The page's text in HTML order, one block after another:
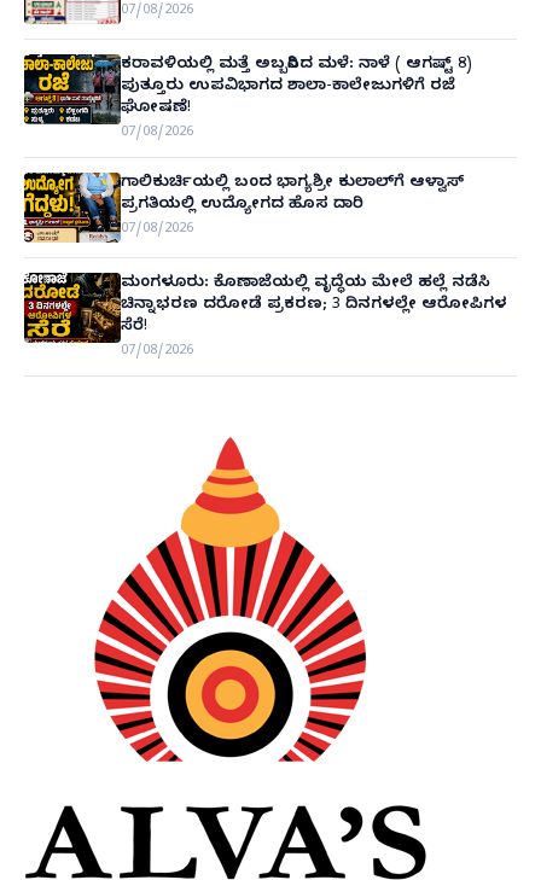
07/08/2026
ಕರಾವಳಿಯಲ್ಲಿ ಮತ್ತೆ ಅಬ್ಬರಿಸಿದ ಮಳೆ: ನಾಳೆ ( ಆಗಷ್ಟ್ 8)
ಪುತ್ತೂರು ಉಪವಿಭಾಗದ ಶಾಲಾ-ಕಾಲೇಜುಗಳಿಗೆ ರಜೆ
ಘೋಷಣೆ!
07/08/2026
ಗಾಲಿಕುರ್ಚಿಯಲ್ಲಿ ಬಂದ ಭಾಗ್ಯಶ್ರೀ ಕುಲಾಲ್‌ಗೆ ಆಳ್ವಾಸ್
ಪ್ರಗತಿಯಲ್ಲಿ ಉದ್ಯೋಗದ ಹೊಸ ದಾರಿ
07/08/2026
ಮಂಗಳೂರು: ಕೊಣಾಜೆಯಲ್ಲಿ ವೃದ್ಧೆಯ ಮೇಲೆ ಹಲ್ಲೆ ನಡೆಸಿ
ಚಿನ್ನಾಭರಣ ದರೋಡೆ ಪ್ರಕರಣ; 3 ದಿನಗಳಲ್ಲೇ ಆರೋಪಿಗಳ
ಸೆರೆ!
07/08/2026